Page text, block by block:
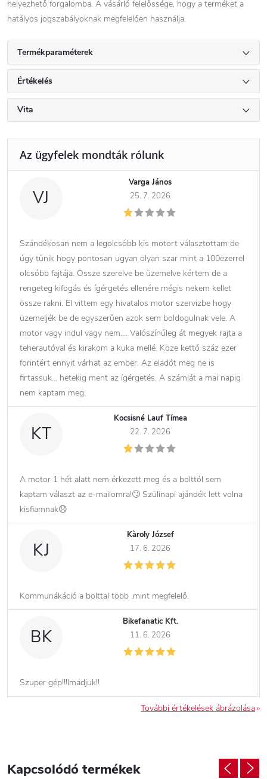
helyezhető forgalomba. A vásárló felelőssége, hogy a terméket a
hatályos jogszabályoknak megfelelően használja.
Termékparaméterek
Értékelés
Vita
VJ
Varga János
25. 7. 2026
Szándékosan nem a legolcsóbb kis motort választottam de
úgy tűnik hogy pontosan ugyan olyan szar mint a 100ezerrel
olcsóbb fajtája. Össze szerelve be üzemelve kértem de a
rengeteg kifogás és ígérgetés ellenére mégis nekem kellet
össze rakni. El vittem egy hivatalos motor szervizbe hogy
üzemeljék be de egyszerűen azok sem boldogulnak vele. A
motor vagy indul vagy nem…. Valószínűleg át megyek rajta a
teherautóval és kirakom a kuka mellé. Köze kettő száz ezer
forintért ennyit várhat az ember. Az eladót meg ne is
firtassuk… hetekig ment az ígérgetés. A számlát a mai napig
nem kaptam meg.
KT
Kocsisné Lauf Tímea
22. 7. 2026
A motor 1 hét alatt nem érkezett meg és a bolttól sem
kaptam választ az e-mailomra!🙄 Szülinapi ajándék lett volna
kisfiamnak😞
KJ
Kàroly József
17. 6. 2026
Kommunákáció a bolttal több ,mint megfelelő.
BK
Bikefanatic Kft.
11. 6. 2026
Szuper gép!!!Imádjuk!!
További értékelések ábrázolása
Kapcsolódó termékek